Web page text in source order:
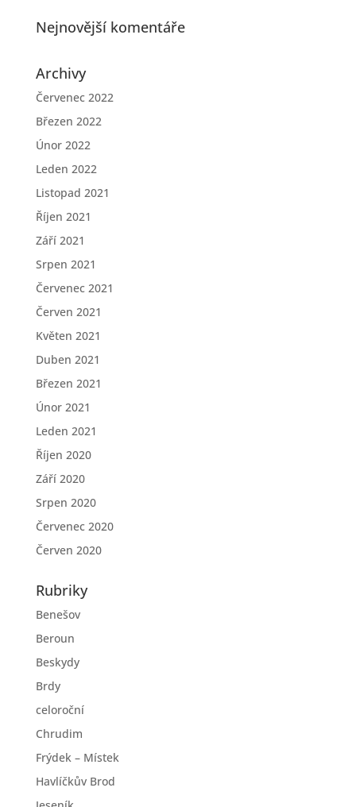
Nejnovější komentáře
Archivy
Červenec 2022
Březen 2022
Únor 2022
Leden 2022
Listopad 2021
Říjen 2021
Září 2021
Srpen 2021
Červenec 2021
Červen 2021
Květen 2021
Duben 2021
Březen 2021
Únor 2021
Leden 2021
Říjen 2020
Září 2020
Srpen 2020
Červenec 2020
Červen 2020
Rubriky
Benešov
Beroun
Beskydy
Brdy
celoroční
Chrudim
Frýdek – Místek
Havlíčkův Brod